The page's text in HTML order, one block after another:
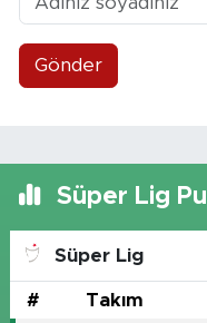
Gönder
Süper Lig
Süper Lig
# Takım